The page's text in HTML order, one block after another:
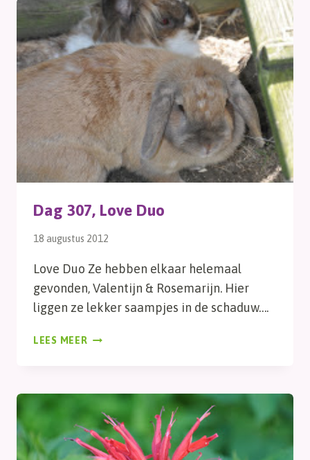
Dag 307, Love Duo
18 augustus 2012
Love Duo Ze hebben elkaar helemaal
gevonden, Valentijn & Rosemarijn. Hier
liggen ze lekker saampjes in de schaduw….
LEES MEER DAG